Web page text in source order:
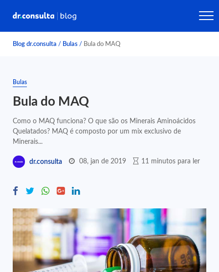
Blog dr.consulta / Bulas / Bula do MAQ
Bulas
Bula do MAQ
Como o MAQ funciona? O que são os Minerais Aminoácidos
Quelatados? MAQ é composto por um mix exclusivo de
Minerais...
dr.consulta 08, jan de 2019 11 minutos para ler